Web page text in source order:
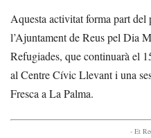
Aquesta activitat forma part
l’Ajuntament de Reus pel Dia
Refugiades, que continuarà el
al Centre Cívic Llevant i una
Fresca a La Palma.
- Et